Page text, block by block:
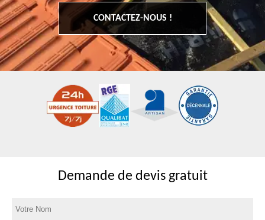
CONTACTEZ-NOUS !
Demande de devis gratuit